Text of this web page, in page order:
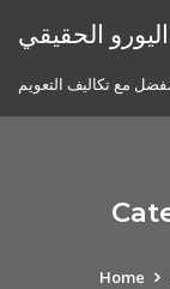
مع تكاليف التعويم
Home